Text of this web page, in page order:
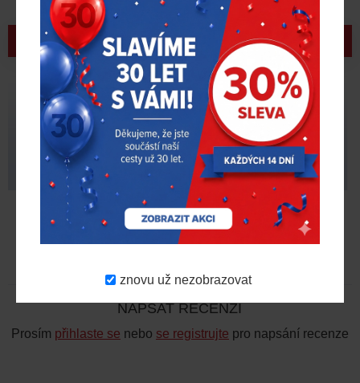
znovu už nezobrazovat
Baseballová kšiltovka L/XL
– červená
658 Kč
557 Kč s DPH
Baseballová kšiltovka
Milwaukee BCS BL – černá
s DPH
NAPSAT RECENZI
Prosím přihlaste se nebo se registrujte pro napsání recenze